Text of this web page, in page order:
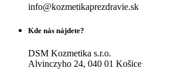
info@kozmetikaprezdravie.sk
Kde nás nájdete?
DSM Kozmetika s.r.o.
Alvinczyho 24, 040 01 Košice